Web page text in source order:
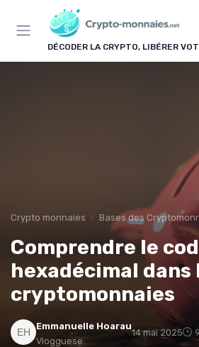
DÉCODER LA CRYPTO, LIBÉRER
Crypto monnaies Bases des
Comprendre le
hexadécimal dans
cryptomonnaies
Emmanuelle Hoarau
Vlogguese
14 mai 2025
Panneau de gestion des cookies